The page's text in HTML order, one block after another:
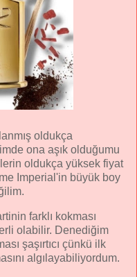
oldukça
ona aşık olduğumu
oldukça yüksek fiyat
Imperial'in büyük boy
farklı kokması
olabilir. Denediğim
şaşırtıcı çünkü ilk
algılayabiliyordum.